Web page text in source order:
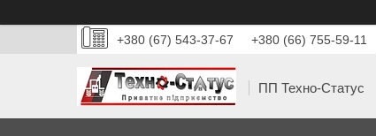
+380 (67) 543-37-67 +380 (66) 755-59-11
ПП Техно-Статус